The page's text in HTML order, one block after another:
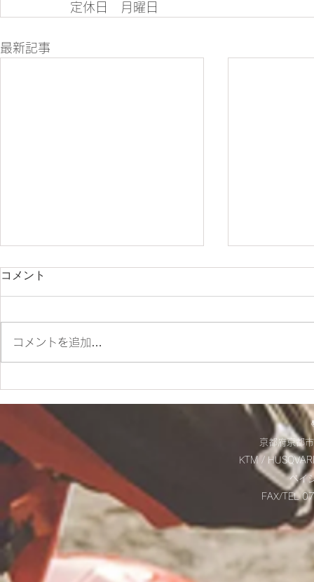
定休日　月曜日
最新記事
違いをご紹介‼
＊
コメント
コメントを追加…
京都府京都
KTM /
ベイ
FAX/TEL